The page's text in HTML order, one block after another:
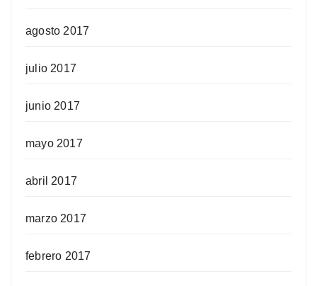
agosto 2017
julio 2017
junio 2017
mayo 2017
abril 2017
marzo 2017
febrero 2017